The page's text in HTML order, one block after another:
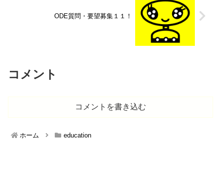
ODE質問・要望募集１１！
コメント
コメントを書き込む
ホーム education